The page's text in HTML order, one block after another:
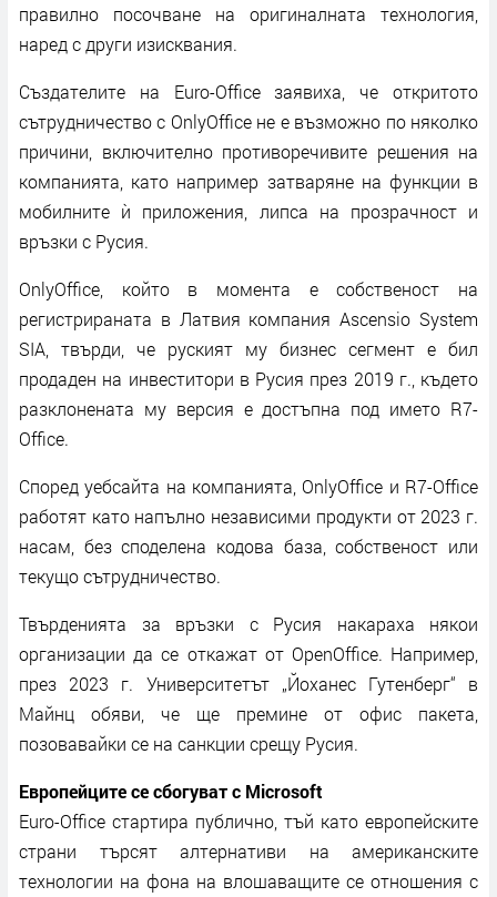
правилно посочване на оригиналната технология,
наред с други изисквания.
Създателите на Euro-Office заявиха, че откритото
сътрудничество с OnlyOffice не е възможно по няколко
причини, включително противоречивите решения на
компанията, като например затваряне на функции в
мобилните ѝ приложения, липса на прозрачност и
връзки с Русия.
OnlyOffice, който в момента е собственост на
регистрираната в Латвия компания Ascensio System
SIA, твърди, че руският му бизнес сегмент е бил
продаден на инвеститори в Русия през 2019 г., където
разклонената му версия е достъпна под името R7-
Office.
Според уебсайта на компанията, OnlyOffice и R7-Office
работят като напълно независими продукти от 2023 г.
насам, без споделена кодова база, собственост или
текущо сътрудничество.
Твърденията за връзки с Русия накараха някои
организации да се откажат от OpenOffice. Например,
през 2023 г. Университетът „Йоханес Гутенберг“ в
Майнц обяви, че ще премине от офис пакета,
позовавайки се на санкции срещу Русия.
Европейците се сбогуват с Microsoft
Euro-Office стартира публично, тъй като европейските
страни търсят алтернативи на американските
технологии на фона на влошаващите се отношения с